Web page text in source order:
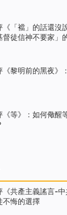
《「襠」的話還沒
督徒信神不要家」
《黎明前的黑夜》
《等》：如何儆醒
《共產主義謠言-
不悔的選擇